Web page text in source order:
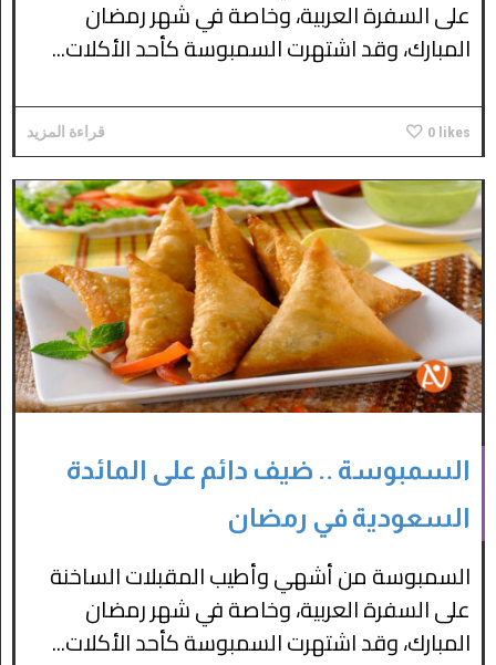
على السفرة العربية، وخاصة في شهر رمضان
المبارك، وقد اشتهرت السمبوسة كأحد الأكلات...
0 likes قراءة المزيد
السمبوسة .. ضيف دائم على المائدة
السعودية في رمضان
السمبوسة من أشهي وأطيب المقبلات الساخنة
على السفرة العربية، وخاصة في شهر رمضان
المبارك، وقد اشتهرت السمبوسة كأحد الأكلات...